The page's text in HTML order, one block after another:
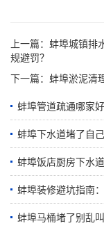
上一篇： 蚌埠城镇排
规避罚？
下一篇： 蚌埠淤泥清
蚌埠管道疏通哪家
蚌埠下水道堵了自
蚌埠饭店厨房下水
底
蚌埠装修避坑指南
蚌埠马桶堵了别乱